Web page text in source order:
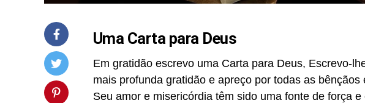
Uma Carta para Deus
Em gratidão escrevo uma Carta para Deus, Escrevo-
mais profunda gratidão e apreço por todas as
Seu amor e misericórdia têm sido uma fonte de força